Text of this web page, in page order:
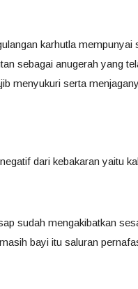
karhutla mempunyai
sebagai anugerah yang
menyukuri serta
dari kebakaran yaitu
sudah mengakibatkan
bayi itu saluran